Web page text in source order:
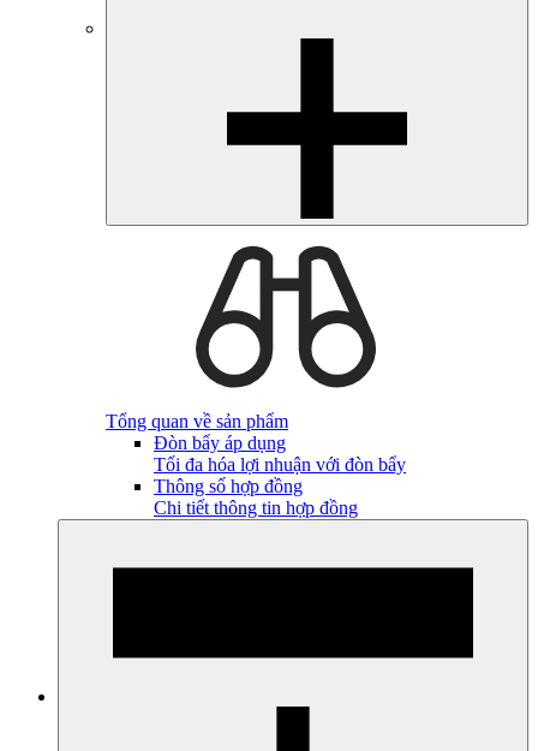
Tổng quan về sản phẩm
Đòn bẩy áp dụng
Tối đa hóa lợi nhuận với đòn bẩy
Thông số hợp đồng
Chi tiết thông tin hợp đồng